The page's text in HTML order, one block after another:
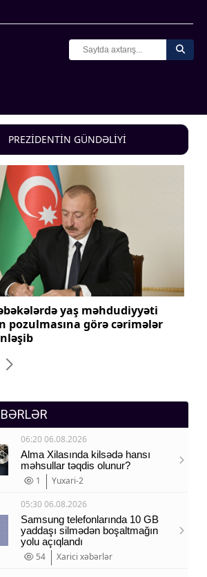
PREZİDENTİN GÜNDƏLİYİ
olan mallar üçün gömrük
sadələşdiriləcək
06:20 06.08.2026
Alma Xilasında kilsədə hansı
məhsullar təqdis olunur?
1
Yuxari-2
05:30 06.08.2026
Samsung telefonlarında 10 GB
yaddaşı silmədən boşaltmağın
yolu açıqlandı
54
Xarici xəbərlər